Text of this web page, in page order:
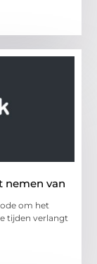
nemen van
om het
tijden verlangt